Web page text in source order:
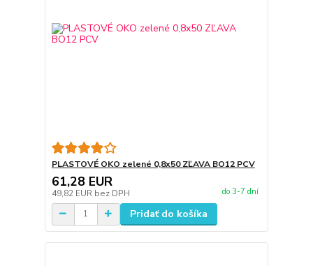
PLASTOVÉ OKO zelené 0,8x50 ZĽAVA BO12 PCV
61,28 EUR
49,82 EUR bez DPH do 3-7 dní
Pridať do košíka